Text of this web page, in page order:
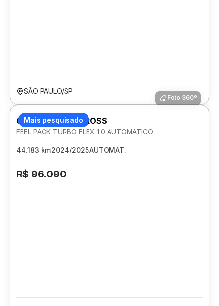
SÃO PAULO/SP
Mais pesquisado
Foto 360º
CITROEN C3 AIRCROSS
FEEL PACK TURBO FLEX 1.0 AUTOMATICO
44.183 km2024/2025AUTOMAT.
R$ 96.090